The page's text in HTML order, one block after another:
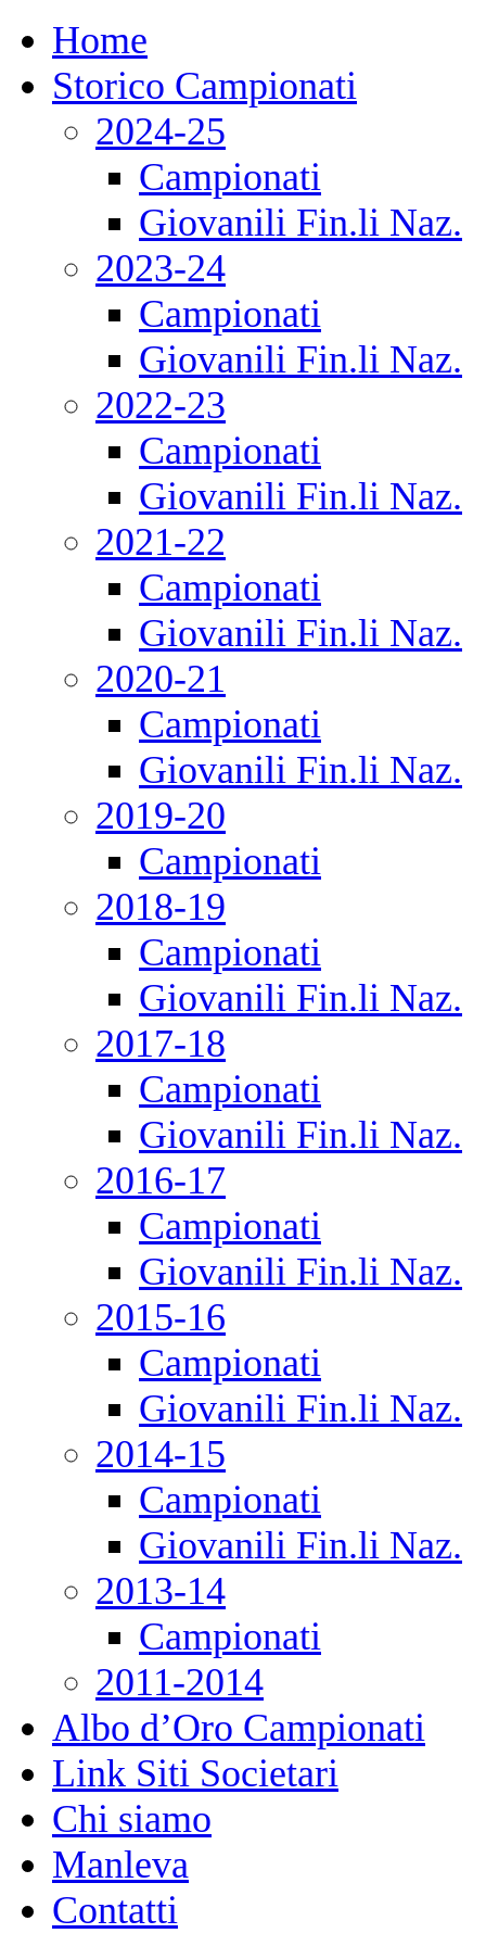
Home
Storico Campionati
2024-25
Campionati
Giovanili Fin.li Naz.
2023-24
Campionati
Giovanili Fin.li Naz.
2022-23
Campionati
Giovanili Fin.li Naz.
2021-22
Campionati
Giovanili Fin.li Naz.
2020-21
Campionati
Giovanili Fin.li Naz.
2019-20
Campionati
2018-19
Campionati
Giovanili Fin.li Naz.
2017-18
Campionati
Giovanili Fin.li Naz.
2016-17
Campionati
Giovanili Fin.li Naz.
2015-16
Campionati
Giovanili Fin.li Naz.
2014-15
Campionati
Giovanili Fin.li Naz.
2013-14
Campionati
2011-2014
Albo d’Oro Campionati
Link Siti Societari
Chi siamo
Manleva
Contatti